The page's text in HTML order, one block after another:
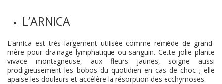
L’ARNICA
L’arnica est très largement utilisée comme remède de grand-
mère pour drainage lymphatique ou sanguin. Cette jolie plante
vivace montagneuse, aux fleurs jaunes, soigne aussi
prodigieusement les bobos du quotidien en cas de choc ; elle
apaise les douleurs et accélère la résorption des ecchymoses.